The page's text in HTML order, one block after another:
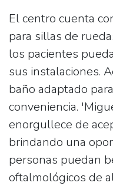
El centro cuenta
para sillas de
los pacientes
sus instalaciones.
baño adaptado
conveniencia.
enorgullece de
brindando una
personas puedan
oftalmológicos de